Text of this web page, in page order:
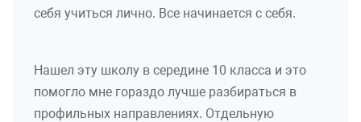
себя учиться лично. Все начинается с себя.
Нашел эту школу в середине 10 класса и это
помогло мне гораздо лучше разбираться в
профильных направлениях. Отдельную